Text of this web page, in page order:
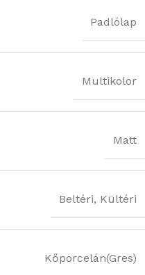
Padlólap
Multikolor
Matt
Beltéri, Kültéri
Kőporcelán(Gres)